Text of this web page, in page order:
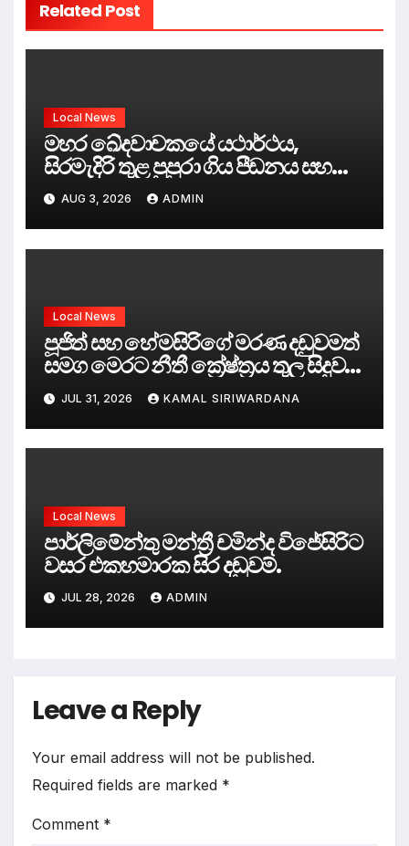
Related Post
Local News
මහර ඛේදවාචකයේ යථාර්ථය,
සිරමැදිරි තුළ පුපුරා ගිය පීඩනය සහ
පලිගැනීමේ දේශපාලනය
AUG 3, 2026 ADMIN
Local News
පූජිත් සහ හේමසිරිගේ මරණ දඩුවමත්
සමග මෙරට නීතී ක්‍රේෂ්ත්‍රය තුල සිදුව
ඇත්තේ කුමක්ද ?
JUL 31, 2026 KAMAL SIRIWARDANA
Local News
පාර්ලිමේන්තු මන්ත්‍රී චමින්ද විජේසිරිට
වසර එකහමාරක සිර දඬුවම්.
JUL 28, 2026 ADMIN
Leave a Reply
Your email address will not be published.
Required fields are marked *
Comment *